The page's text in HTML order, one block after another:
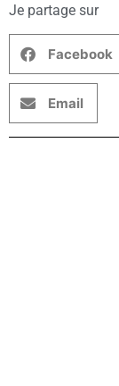
Je partage sur
Facebook
Email